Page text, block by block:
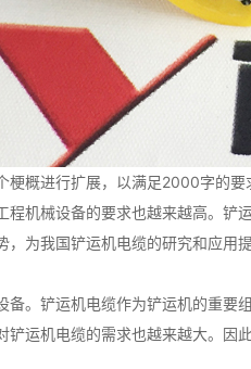
概进行扩展，以满足2000字的要
机械设备的要求也越来越高。
为我国铲运机电缆的研究和应用提
。铲运机电缆作为铲运机的重
运机电缆的需求也越来越大。